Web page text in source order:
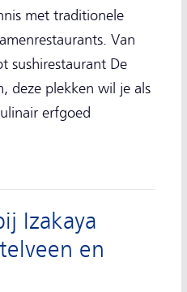
met traditionele
Van
sushirestaurant De
deze plekken wil je als
erfgoed
Izakaya
en